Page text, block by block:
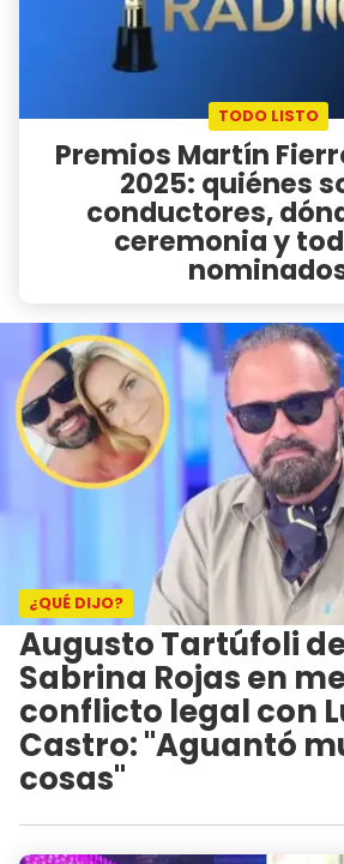
TODO LISTO
Premios Martín
2025: quiénes
conductores,
ceremonia y
¿QUÉ DIJO?
Augusto Tartúfoli
Sabrina Rojas en
conflicto legal con
Castro: "Aguantó
cosas"